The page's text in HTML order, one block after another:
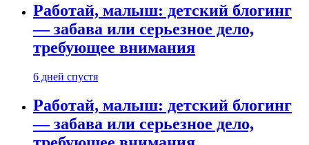
Работай, малыш: детский блогинг
— забава или серьезное дело,
требующее внимания
6 дней спустя
Работай, малыш: детский блогинг
— забава или серьезное дело,